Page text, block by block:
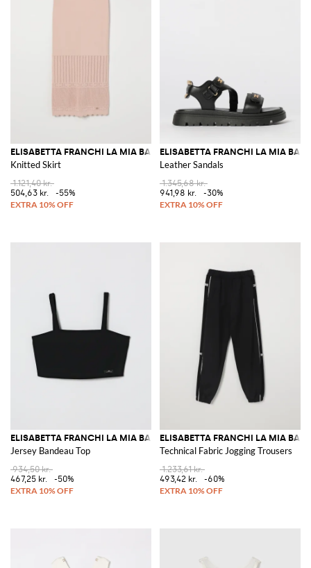
ELISABETTA FRANCHI LA MIA BAMBINA
Knitted Skirt
1.121,40 kr.
504,63 kr.
-55%
ELISABETTA FRANCHI LA MIA
Leather Sandals
1.345,68 kr.
941,98 kr.
-30%
ELISABETTA FRANCHI LA MIA BAMBINA
Jersey Bandeau Top
934,50 kr.
467,25 kr.
-50%
ELISABETTA FRANCHI LA MIA
Technical Fabric Jogging Trousers
1.233,61 kr.
493,42 kr.
-60%